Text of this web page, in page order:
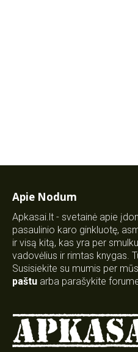
Apie Nodum
Apkasai.lt - svetainė apie
pasaulinio karo ginkluotę,
ir visą kitą, kas yra per
vadovėlius ir rimtas knygas.
Susisiekite su mumis per
paštu arba parašykite